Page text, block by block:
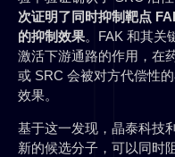
次证明了同时抑制靶点
的抑制效果。FAK 和其关
激活下游通路的作用，在
或 SRC 会被对方代偿性
效果。
基于这一发现，晶泰科技
新的候选分子，可以同时